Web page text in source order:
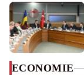
ECONOMIE